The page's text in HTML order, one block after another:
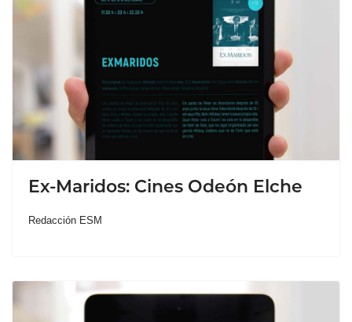
Ex-Maridos: Cines Odeón Elche
Redacción ESM